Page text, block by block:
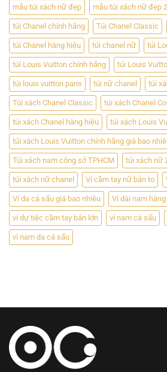
đại
mẫu túi xách nữ đẹp mẫu túi xách nữ đẹp
túi Chanel chính hãng Túi Chanel Classic
túi Chanel hàng hiệu túi chanel nữ túi
túi Louis Vuitton chính hãng túi Louis
túi louis vuitton paris túi nữ chanel túi
Túi xách Chanel Classic túi xách Chanel
túi xách Chanel hàng hiệu túi xách Louis
túi xách Louis Vuitton chính hãng giá bao
Túi xách nam công sở TPHCM túi xách nữ
túi xách nữ chanel Ví cầm tay nữ bản to
Ví da cá sấu giá bao nhiêu Ví dài nam
ví dự tiệc cầm tay bản lớn ví nam cá sấu
ví nam da cá sấu